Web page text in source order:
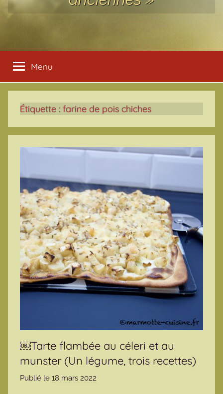
Menu
Étiquette : farine de pois chiches
￼Tarte flambée au céleri et au
munster (Un légume, trois recettes)
Publié le 18 mars 2022